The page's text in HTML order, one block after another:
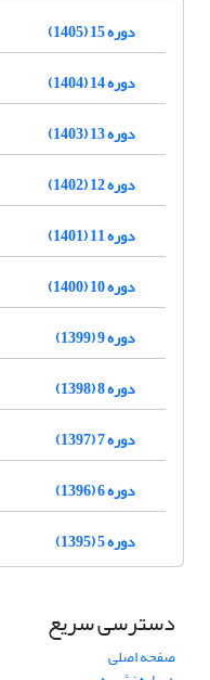
دوره 15 (1405)
دوره 14 (1404)
دوره 13 (1403)
دوره 12 (1402)
دوره 11 (1401)
دوره 10 (1400)
دوره 9 (1399)
دوره 8 (1398)
دوره 7 (1397)
دوره 6 (1396)
دوره 5 (1395)
دسترسی سریع
صفحه اصلی